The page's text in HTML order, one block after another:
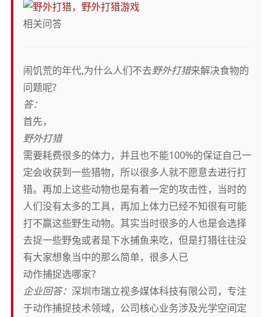
相关问答
闹饥荒的年代,为什么人们不去野外打猎来解决食物的
问题呢?
答：
首先，
野外打猎
需要耗费很多的体力，并且也不能100%的保证自己一
定会收获到一些猎物，所以很多人就不愿意去进行打
猎。再加上这些动物也是有着一定的攻击性，当时的
人们没有太多的工具，再加上体力已经不知很有可能
打不赢这些野生动物。其实当时很多的人也是会选择
去捉一些野兔或者是下水捕鱼来吃，但是打猎往往没
有大家想象当中的那么简单，很多人已
动作捕捉选哪家？
企业回答： 深圳市瑞立视多媒体科技有限公司，专注
于动作捕捉技术领域，公司核心业务涉及光学空间定